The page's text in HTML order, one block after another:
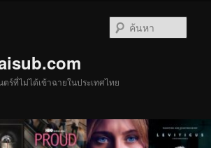
ร์ที่ไม่ได้เข้าฉายในประเทศไทย